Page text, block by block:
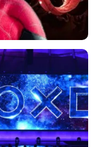
13 فروردین 1404